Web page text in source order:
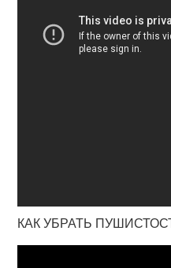
КАК УБРАТЬ